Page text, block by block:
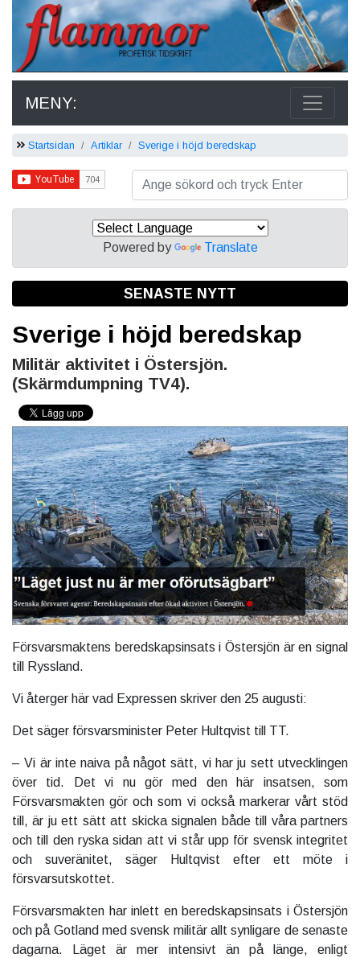
MENY:
Startsidan Artiklar Sverige i höjd beredskap
Powered by Translate
SENASTE NYTT
Sverige i höjd beredskap
Militär aktivitet i Östersjön.
(Skärmdumpning TV4).
Försvarsmaktens beredskapsinsats i Östersjön är en signal
till Ryssland.
Vi återger här vad Expressen skriver den 25 augusti:
Det säger försvarsminister Peter Hultqvist till TT.
– Vi är inte naiva på något sätt, vi har ju sett utvecklingen
över tid. Det vi nu gör med den här insatsen, som
Försvarsmakten gör och som vi också markerar vårt stöd
till, är ju ett sätt att skicka signalen både till våra partners
och till den ryska sidan att vi står upp för svensk integritet
och suveränitet, säger Hultqvist efter ett möte i
försvarsutskottet.
Försvarsmakten har inlett en beredskapsinsats i Östersjön
och på Gotland med svensk militär allt synligare de senaste
dagarna. Läget är mer intensivt än på länge, enligt